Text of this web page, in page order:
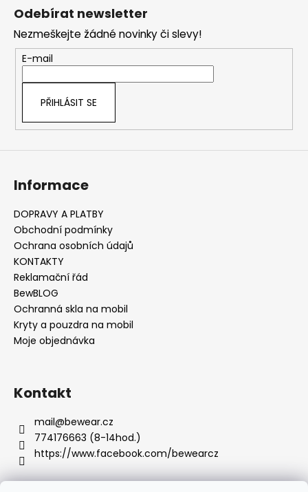
a
c
í
p
k
v
Odebírat newsletter
Nezmeškejte žádné novinky či slevy!
E-mail
PŘIHLÁSIT SE
Informace
DOPRAVY A PLATBY
Obchodní podmínky
Ochrana osobních údajů
KONTAKTY
Reklamační řád
BewBLOG
Ochranná skla na mobil
Kryty a pouzdra na mobil
Moje objednávka
Kontakt
mail@bewear.cz
774176663 (8-14hod.)
https://www.facebook.com/bewearcz